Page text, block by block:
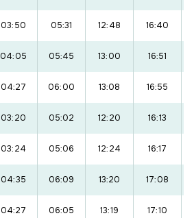
03:50 05:31 12:48 16:40
04:05 05:45 13:00 16:51
04:27 06:00 13:08 16:55
03:20 05:02 12:20 16:13
03:24 05:06 12:24 16:17
04:35 06:09 13:20 17:08
04:27 06:05 13:19 17:10